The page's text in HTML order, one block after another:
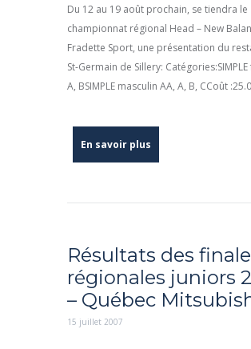
Du 12 au 19 août prochain, se tiendra le
championnat régional Head – New
Fradette Sport, une présentation du
St-Germain de Sillery:
A, BSIMPLE masculin AA, A, B, CCoût
En savoir plus
Résultats des
régionales juniors
– Québec
15 juillet 2007